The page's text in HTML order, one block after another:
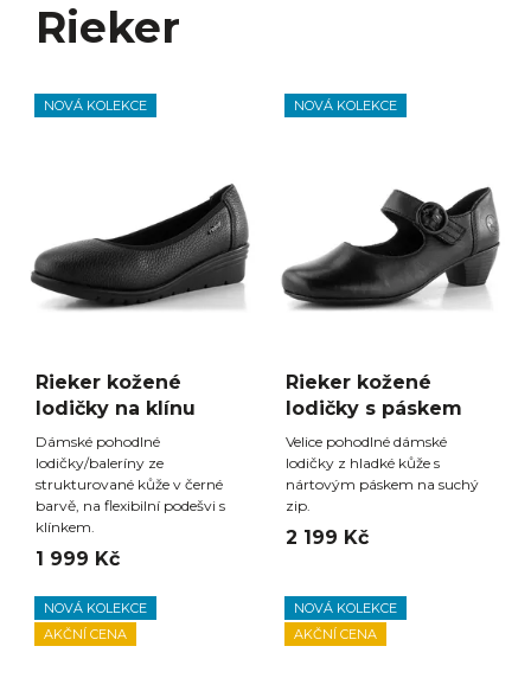
Rieker
NOVÁ KOLEKCE
Rieker kožené
lodičky na klínu
Dámské pohodlné
lodičky/baleríny ze
strukturované kůže v černé
barvě, na flexibilní podešvi s
klínkem.
1 999 Kč
NOVÁ KOLEKCE
Rieker kožené
lodičky s páskem
Velice pohodlné dámské
lodičky z hladké kůže s
nártovým páskem na suchý
zip.
2 199 Kč
NOVÁ KOLEKCE
AKČNÍ CENA
NOVÁ KOLEKCE
AKČNÍ CENA